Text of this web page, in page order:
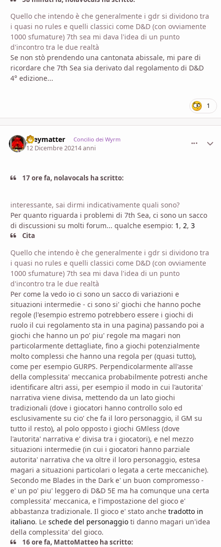
Quello che intendo è che generalmente i gdr si dividono tra
i quasi no rules e quelli classici come D&D (con ovviamente
1000 sfumature) 7th sea mi dava l'idea di un punto
d'incontro tra le due realtà
Se non stò prendendo una cantonata abissale, mi pare di
ricordare che 7th Sea sia derivato dal regolamento di D&D
4° edizione...
1
greymatter Concilio dei Wyrm
12 Dicembre 20214 anni
17 ore fa, nolavocals ha scritto:
interessante, sai dirmi indicativamente quali sono?
Per quanto riguarda i problemi di 7th Sea, ci sono un sacco
di discussioni su molti forum... qualche esempio: 1 , 2, 3
Cita
Quello che intendo è che generalmente i gdr si dividono tra
i quasi no rules e quelli classici come D&D (con ovviamente
1000 sfumature) 7th sea mi dava l'idea di un punto
d'incontro tra le due realtà
Per come la vedo io ci sono un sacco di variazioni e
situazioni intermedie - ci sono si' giochi che hanno poche
regole (l'esempio estremo potrebbero essere i giochi di
ruolo il cui regolamento sta in una pagina) passando poi a
giochi che hanno un po' piu' regole ma magari non
particolarmente dettagliate, fino a giochi potenzialmente
molto complessi che hanno una regola per (quasi tutto),
come per esempio GURPS. Perpendicolarmente all'asse
della complessita' meccanica probabilmente potresti anche
identificare altri assi, per esempio il modo in cui l'autorita'
narrativa viene divisa, mettendo da un lato giochi
tradizionali (dove i giocatori hanno controllo solo ed
esclusivamente su cio' che fa il loro personaggio, il GM su
tutto il resto), al polo opposto i giochi GMless (dove
l'autorita' narrativa e' divisa tra i giocatori), e nel mezzo
situazioni intermedie (in cui i giocatori hanno parziale
autorita' narrativa che va oltre il loro personaggio, estesa
magari a situazioni particolari o legata a certe meccaniche).
Secondo me Blades in the Dark e' un buon compromesso -
e' un po' piu' leggero di D&D 5E ma ha comunque una certa
complessita' meccanica, e l'impostazione del gioco e'
abbastanza tradizionale. Il gioco e' stato anche tradotto in
italiano. Le schede del personaggio ti danno magari un'idea
della complessita' del gioco.
16 ore fa, MattoMatteo ha scritto: